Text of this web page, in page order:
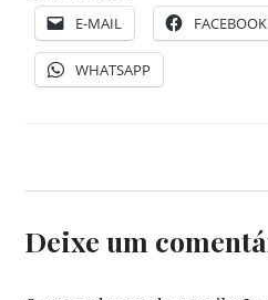
E-MAIL FACEBOOK
WHATSAPP
Deixe um